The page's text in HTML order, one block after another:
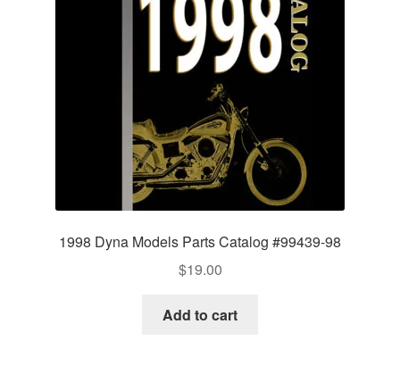
1998 Dyna Models Parts Catalog #99439-98
$19.00
Add to cart